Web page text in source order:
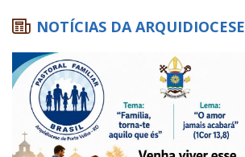
NOTÍCIAS DA ARQUIDIOCESE